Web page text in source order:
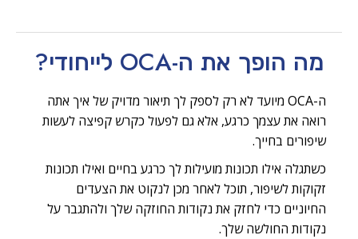
מה הופך את ה-OCA לייחודי?
ה-OCA מיועד לא רק לספק לך תיאור מדויק של איך אתה
רואה את עצמך כרגע, אלא גם לפעול כקרש קפיצה לעשות
שיפורים בחייך.
כשתגלה אילו תכונות מועילות לך כרגע בחיים ואילו תכונות
זקוקות לשיפור, תוכל לאחר מכן לנקוט את הצעדים
החיוניים כדי לחזק את נקודות החוזקה שלך ולהתגבר על
נקודות החולשה שלך.